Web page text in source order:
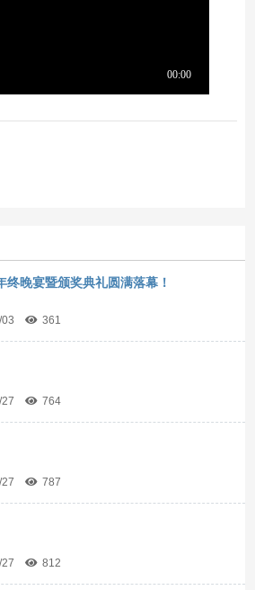
终晚宴暨颁奖典礼圆满落幕！
361
764
787
812